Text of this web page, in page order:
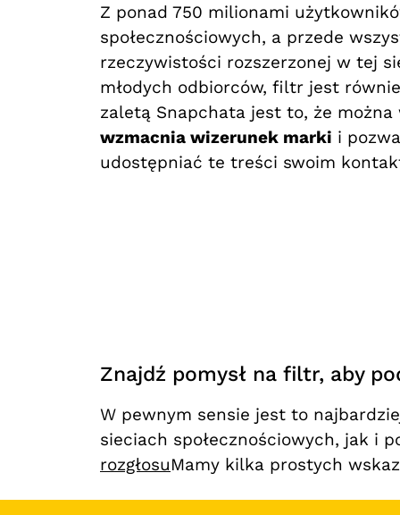
Z ponad 750 milionami
społecznościowych, a przede
rzeczywistości rozszerzonej w tej
młodych odbiorców, filtr jest
zaletą Snapchata jest to, że
wzmacnia wizerunek marki i
udostępniać te treści swoim
Znajdź pomysł na filtr, aby
W pewnym sensie jest to
sieciach społecznościowych, jak i
rozgłosuMamy kilka prostych